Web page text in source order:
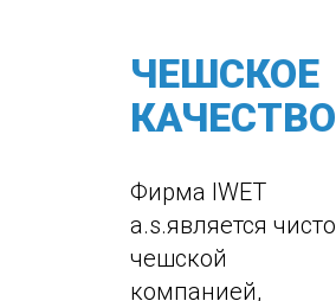
ЧЕШСКОЕ
КАЧЕСТВО
Фирма IWET
a.s.является чисто
чешской
компанией,